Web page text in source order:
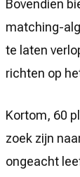
Bovendien
matching-
te laten
richten op
Kortom, 60
zoek zijn
ongeacht